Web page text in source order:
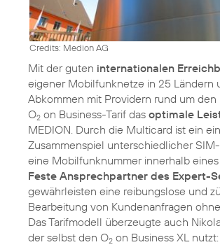
Credits: Medion AG
Mit der guten internationalen
eigener Mobilfunknetze in 25 Ländern
Abkommen mit Providern rund um
O2 on Business-Tarif das optimale
MEDION. Durch die Multicard ist ein
Zusammenspiel unterschiedlicher
eine Mobilfunknummer innerhalb eines
Feste Ansprechpartner des Expert-
gewährleisten eine reibungslose und
Bearbeitung von Kundenanfragen
Das Tarifmodell überzeugte auch
der selbst den O2 on Business XL nutzt: